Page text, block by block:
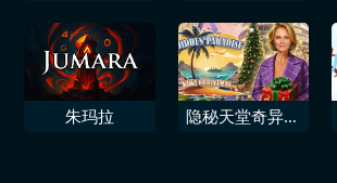
朱玛拉
隐秘天堂奇异果